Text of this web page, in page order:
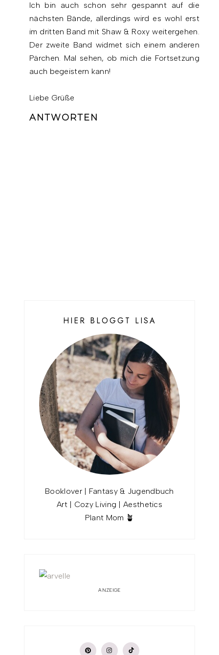
Ich bin auch schon sehr gespannt auf die
nächsten Bände, allerdings wird es wohl erst
im dritten Band mit Shaw & Roxy weitergehen.
Der zweite Band widmet sich einem anderen
Pärchen. Mal sehen, ob mich die Fortsetzung
auch begeistern kann!
Liebe Grüße
ANTWORTEN
HIER BLOGGT LISA
Booklover | Fantasy & Jugendbuch
Art | Cozy Living | Aesthetics
Plant Mom 🪴
ANZEIGE